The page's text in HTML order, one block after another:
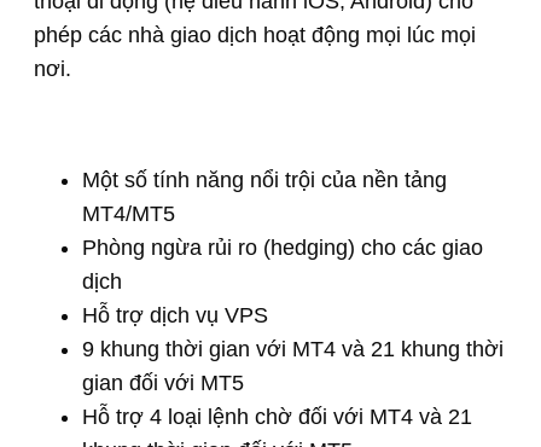
phép các nhà giao dịch hoạt động mọi lúc mọi
nơi.
Một số tính năng nổi trội của nền tảng
MT4/MT5
Phòng ngừa rủi ro (hedging) cho các giao
dịch
Hỗ trợ dịch vụ VPS
9 khung thời gian với MT4 và 21 khung thời
gian đối với MT5
Hỗ trợ 4 loại lệnh chờ đối với MT4 và 21